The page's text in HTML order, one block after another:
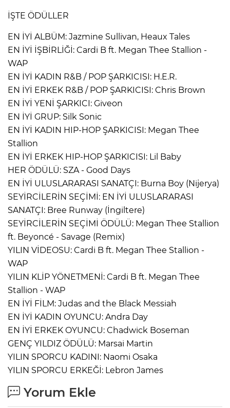
İŞTE ÖDÜLLER
EN İYİ ALBÜM: Jazmine Sullivan, Heaux Tales
EN İYİ İŞBİRLİĞİ: Cardi B ft. Megan Thee Stallion -
WAP
EN İYİ KADIN R&B / POP ŞARKICISI: H.E.R.
EN İYİ ERKEK R&B / POP ŞARKICISI: Chris Brown
EN İYİ YENİ ŞARKICI: Giveon
EN İYİ GRUP: Silk Sonic
EN İYİ KADIN HIP-HOP ŞARKICISI: Megan Thee
Stallion
EN İYİ ERKEK HIP-HOP ŞARKICISI: Lil Baby
HER ÖDÜLÜ: SZA - Good Days
EN İYİ ULUSLARARASI SANATÇI: Burna Boy (Nijerya)
SEYİRCİLERİN SEÇİMİ: EN İYİ ULUSLARARASI
SANATÇI: Bree Runway (İngiltere)
SEYİRCİLERİN SEÇİMİ ÖDÜLÜ: Megan Thee Stallion
ft. Beyoncé - Savage (Remix)
YILIN VİDEOSU: Cardi B ft. Megan Thee Stallion -
WAP
YILIN KLİP YÖNETMENİ: Cardi B ft. Megan Thee
Stallion - WAP
EN İYİ FİLM: Judas and the Black Messiah
EN İYİ KADIN OYUNCU: Andra Day
EN İYİ ERKEK OYUNCU: Chadwick Boseman
GENÇ YILDIZ ÖDÜLÜ: Marsai Martin
YILIN SPORCU KADINI: Naomi Osaka
YILIN SPORCU ERKEĞİ: Lebron James
Yorum Ekle